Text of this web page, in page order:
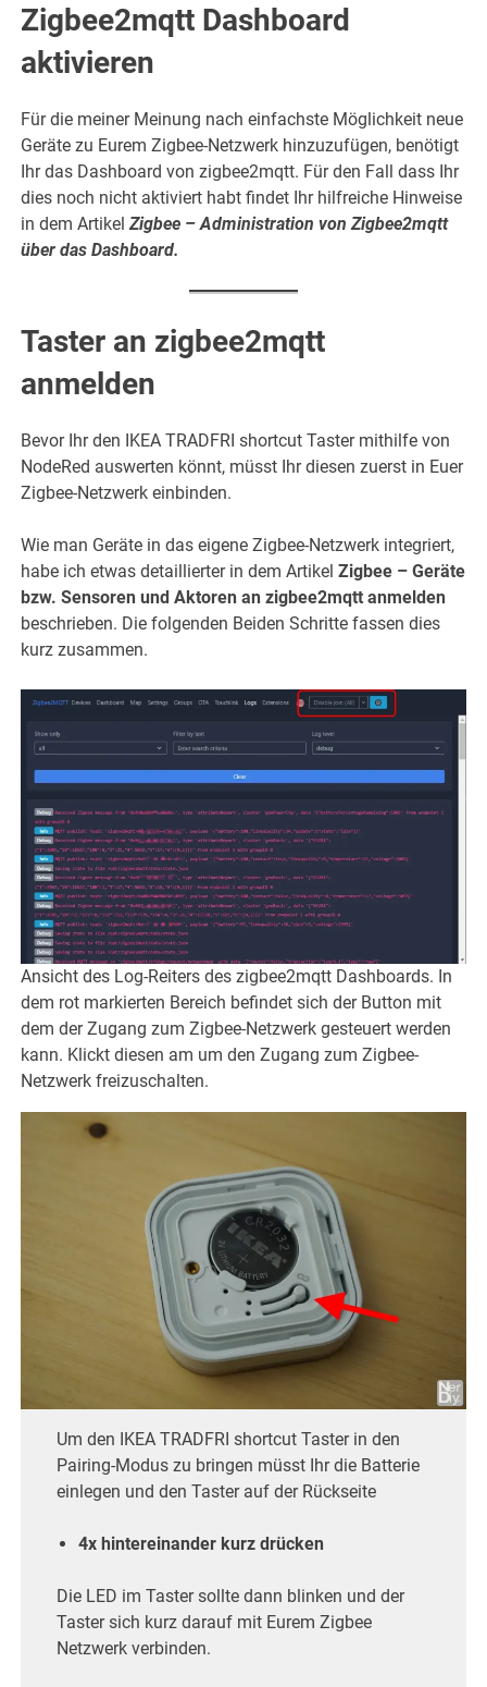
Zigbee2mqtt Dashboard
aktivieren
Für die meiner Meinung nach einfachste Möglichkeit neue
Geräte zu Eurem Zigbee-Netzwerk hinzuzufügen, benötigt
Ihr das Dashboard von zigbee2mqtt. Für den Fall dass Ihr
dies noch nicht aktiviert habt findet Ihr hilfreiche Hinweise
in dem ArtikelZigbee – Administration von Zigbee2mqtt
über das Dashboard.
Taster an zigbee2mqtt
anmelden
Bevor Ihr den IKEA TRADFRI shortcut Taster mithilfe von
NodeRed auswerten könnt, müsst Ihr diesen zuerst in Euer
Zigbee-Netzwerk einbinden.
Wie man Geräte in das eigene Zigbee-Netzwerk integriert,
habe ich etwas detaillierter in dem ArtikelZigbee – Geräte
bzw. Sensoren und Aktoren an zigbee2mqtt anmelden
beschrieben. Die folgenden Beiden Schritte fassen dies
kurz zusammen.
Ansicht des Log-Reiters des zigbee2mqtt Dashboards. In
dem rot markierten Bereich befindet sich der Button mit
dem der Zugang zum Zigbee-Netzwerk gesteuert werden
kann. Klickt diesen am um den Zugang zum Zigbee-
Netzwerk freizuschalten.
Um den IKEA TRADFRI shortcut Taster in den
Pairing-Modus zu bringen müsst Ihr die Batterie
einlegen und den Taster auf der Rückseite
4x hintereinander kurz drücken
Die LED im Taster sollte dann blinken und der
Taster sich kurz darauf mit Eurem Zigbee
Netzwerk verbinden.